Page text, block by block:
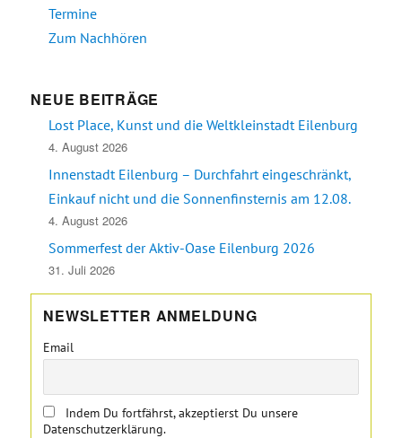
Termine
Zum Nachhören
NEUE BEITRÄGE
Lost Place, Kunst und die Weltkleinstadt Eilenburg
4. August 2026
Innenstadt Eilenburg – Durchfahrt eingeschränkt,
Einkauf nicht und die Sonnenfinsternis am 12.08.
4. August 2026
Sommerfest der Aktiv-Oase Eilenburg 2026
31. Juli 2026
NEWSLETTER ANMELDUNG
Email
Indem Du fortfährst, akzeptierst Du unsere
Datenschutzerklärung.